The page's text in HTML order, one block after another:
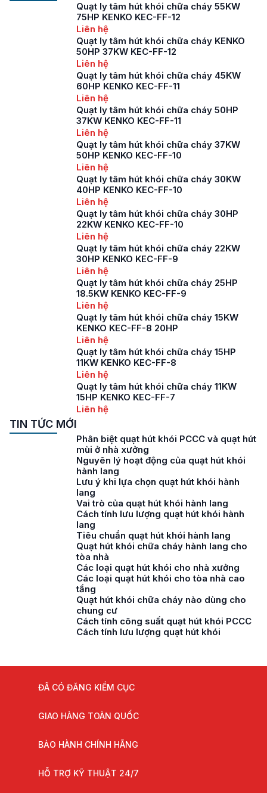
Quạt ly tâm hút khói chữa cháy 55KW
75HP KENKO KEC-FF-12
Liên hệ
Quạt ly tâm hút khói chữa cháy KENKO
50HP 37KW KEC-FF-12
Liên hệ
Quạt ly tâm hút khói chữa cháy 45KW
60HP KENKO KEC-FF-11
Liên hệ
Quạt ly tâm hút khói chữa cháy 50HP
37KW KENKO KEC-FF-11
Liên hệ
Quạt ly tâm hút khói chữa cháy 37KW
50HP KENKO KEC-FF-10
Liên hệ
Quạt ly tâm hút khói chữa cháy 30KW
40HP KENKO KEC-FF-10
Liên hệ
Quạt ly tâm hút khói chữa cháy 30HP
22KW KENKO KEC-FF-10
Liên hệ
Quạt ly tâm hút khói chữa cháy 22KW
30HP KENKO KEC-FF-9
Liên hệ
Quạt ly tâm hút khói chữa cháy 25HP
18.5KW KENKO KEC-FF-9
Liên hệ
Quạt ly tâm hút khói chữa cháy 15KW
KENKO KEC-FF-8 20HP
Liên hệ
Quạt ly tâm hút khói chữa cháy 15HP
11KW KENKO KEC-FF-8
Liên hệ
Quạt ly tâm hút khói chữa cháy 11KW
15HP KENKO KEC-FF-7
Liên hệ
TIN TỨC MỚI
Phân biệt quạt hút khói PCCC và quạt hút
mùi ở nhà xưởng
Nguyên lý hoạt động của quạt hút khói
hành lang
Lưu ý khi lựa chọn quạt hút khói hành
lang
Vai trò của quạt hút khói hành lang
Cách tính lưu lượng quạt hút khói hành
lang
Tiêu chuẩn quạt hút khói hành lang
Quạt hút khói chữa cháy hành lang cho
tòa nhà
Các loại quạt hút khói cho nhà xưởng
Các loại quạt hút khói cho tòa nhà cao
tầng
Quạt hút khói chữa cháy nào dùng cho
chung cư
Cách tính công suất quạt hút khói PCCC
Cách tính lưu lượng quạt hút khói
ĐÃ CÓ ĐĂNG KIỂM CỤC
GIAO HÀNG TOÀN QUỐC
BẢO HÀNH CHÍNH HÃNG
HỖ TRỢ KỸ THUẬT 24/7